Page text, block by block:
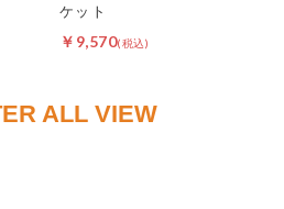
ケット
￥9,570
ALL VIEW